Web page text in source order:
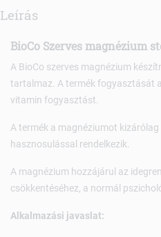
Leírás
BioCo Szerves magnézium
A BioCo szerves magnézium
tartalmaz. A termék fogyasztását
vitamin fogyasztást.
A termék a magnéziumot
hasznosulással rendelkezik.
A magnézium hozzájárul az
csökkentéséhez, a normál
Alkalmazási javaslat: